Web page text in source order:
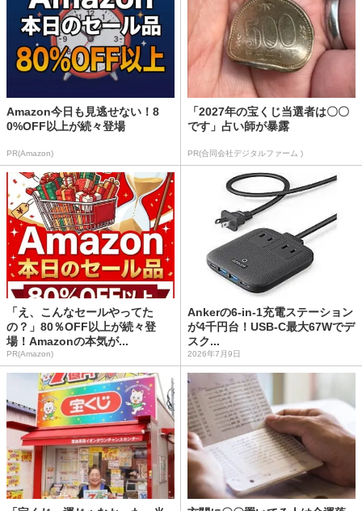
Amazon今日も見逃せない！8
0%OFF以上が続々登場
PR(Amazon)
「2027年の宝くじ当選者は〇〇
です」占い師が暴露
PR(合同会社デジタルファーム )
「え、こんなセールやってた
の？」80％OFF以上が続々登
場！Amazonの本気が...
PR(Amazon)
Ankerの6-in-1充電ステーション
が4千円台！USB-C最大67Wでデ
スク...
2026年7月9日